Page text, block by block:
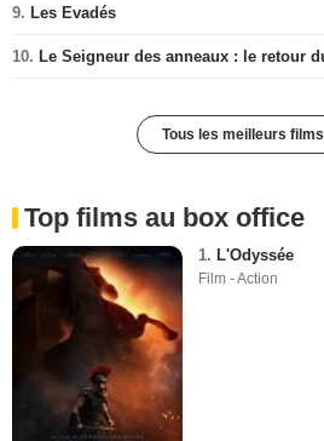
9. Les Evadés
10. Le Seigneur des anneaux : le retour
Tous les meilleurs
Top films au box office
1. L'Odyssée
Film - Action